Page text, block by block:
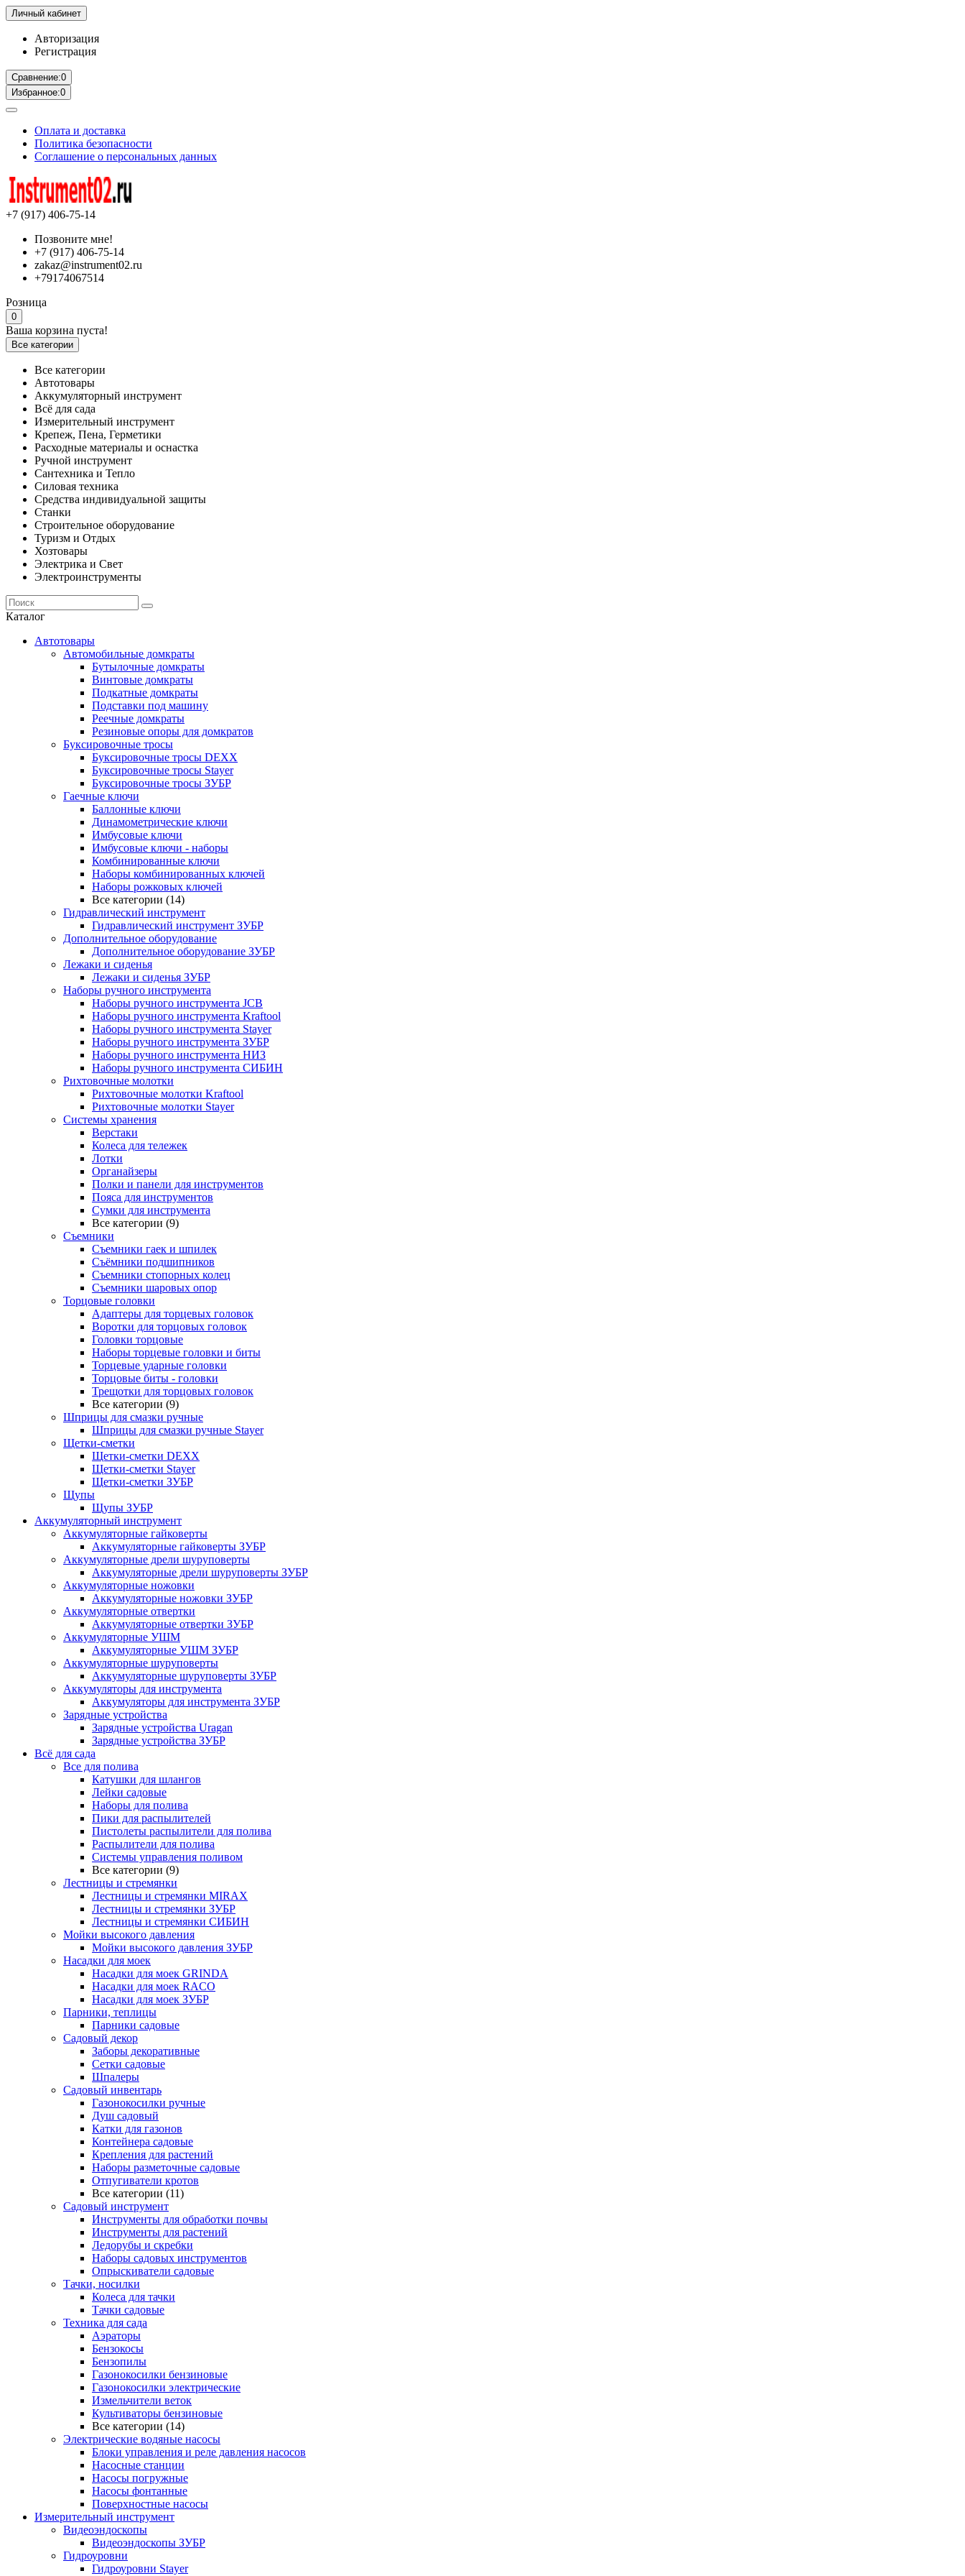
Личный кабинет
Авторизация
Регистрация
Сравнение:0
Избранное:0
Оплата и доставка
Политика безопасности
Соглашение о персональных данных
+7 (917) 406-75-14
Позвоните мне!
+7 (917) 406-75-14
zakaz@instrument02.ru
+79174067514
Розница
0
Ваша корзина пуста!
Все категории
Все категории
Автотовары
Аккумуляторный инструмент
Всё для сада
Измерительный инструмент
Крепеж, Пена, Герметики
Расходные материалы и оснастка
Ручной инструмент
Сантехника и Тепло
Силовая техника
Средства индивидуальной защиты
Станки
Строительное оборудование
Туризм и Отдых
Хозтовары
Электрика и Свет
Электроинструменты
Каталог
Автотовары
Автомобильные домкраты
Бутылочные домкраты
Винтовые домкраты
Подкатные домкраты
Подставки под машину
Реечные домкраты
Резиновые опоры для домкратов
Буксировочные тросы
Буксировочные тросы DEXX
Буксировочные тросы Stayer
Буксировочные тросы ЗУБР
Гаечные ключи
Баллонные ключи
Динамометрические ключи
Имбусовые ключи
Имбусовые ключи - наборы
Комбинированные ключи
Наборы комбинированных ключей
Наборы рожковых ключей
Все категории (14)
Гидравлический инструмент
Гидравлический инструмент ЗУБР
Дополнительное оборудование
Дополнительное оборудование ЗУБР
Лежаки и сиденья
Лежаки и сиденья ЗУБР
Наборы ручного инструмента
Наборы ручного инструмента JCB
Наборы ручного инструмента Kraftool
Наборы ручного инструмента Stayer
Наборы ручного инструмента ЗУБР
Наборы ручного инструмента НИЗ
Наборы ручного инструмента СИБИН
Рихтовочные молотки
Рихтовочные молотки Kraftool
Рихтовочные молотки Stayer
Системы хранения
Верстаки
Колеса для тележек
Лотки
Органайзеры
Полки и панели для инструментов
Пояса для инструментов
Сумки для инструмента
Все категории (9)
Съемники
Съемники гаек и шпилек
Съёмники подшипников
Съемники стопорных колец
Съемники шаровых опор
Торцовые головки
Адаптеры для торцевых головок
Воротки для торцовых головок
Головки торцовые
Наборы торцевые головки и биты
Торцевые ударные головки
Торцовые биты - головки
Трещотки для торцовых головок
Все категории (9)
Шприцы для смазки ручные
Шприцы для смазки ручные Stayer
Щетки-сметки
Щетки-сметки DEXX
Щетки-сметки Stayer
Щетки-сметки ЗУБР
Щупы
Щупы ЗУБР
Аккумуляторный инструмент
Аккумуляторные гайковерты
Аккумуляторные гайковерты ЗУБР
Аккумуляторные дрели шуруповерты
Аккумуляторные дрели шуруповерты ЗУБР
Аккумуляторные ножовки
Аккумуляторные ножовки ЗУБР
Аккумуляторные отвертки
Аккумуляторные отвертки ЗУБР
Аккумуляторные УШМ
Аккумуляторные УШМ ЗУБР
Аккумуляторные шуруповерты
Аккумуляторные шуруповерты ЗУБР
Аккумуляторы для инструмента
Аккумуляторы для инструмента ЗУБР
Зарядные устройства
Зарядные устройства Uragan
Зарядные устройства ЗУБР
Всё для сада
Все для полива
Катушки для шлангов
Лейки садовые
Наборы для полива
Пики для распылителей
Пистолеты распылители для полива
Распылители для полива
Системы управления поливом
Все категории (9)
Лестницы и стремянки
Лестницы и стремянки MIRAX
Лестницы и стремянки ЗУБР
Лестницы и стремянки СИБИН
Мойки высокого давления
Мойки высокого давления ЗУБР
Насадки для моек
Насадки для моек GRINDA
Насадки для моек RACO
Насадки для моек ЗУБР
Парники, теплицы
Парники садовые
Садовый декор
Заборы декоративные
Сетки садовые
Шпалеры
Садовый инвентарь
Газонокосилки ручные
Душ садовый
Катки для газонов
Контейнера садовые
Крепления для растений
Наборы разметочные садовые
Отпугиватели кротов
Все категории (11)
Садовый инструмент
Инструменты для обработки почвы
Инструменты для растений
Ледорубы и скребки
Наборы садовых инструментов
Опрыскиватели садовые
Тачки, носилки
Колеса для тачки
Тачки садовые
Техника для сада
Аэраторы
Бензокосы
Бензопилы
Газонокосилки бензиновые
Газонокосилки электрические
Измельчители веток
Культиваторы бензиновые
Все категории (14)
Электрические водяные насосы
Блоки управления и реле давления насосов
Насосные станции
Насосы погружные
Насосы фонтанные
Поверхностные насосы
Измерительный инструмент
Видеоэндоскопы
Видеоэндоскопы ЗУБР
Гидроуровни
Гидроуровни Stayer